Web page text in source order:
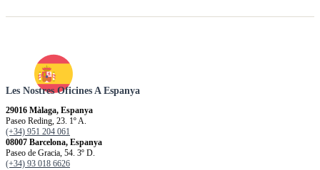
Les Nostres Oficines A Espanya
29016 Màlaga, Espanya
Paseo Reding, 23. 1º A.
(+34) 951 204 061
08007 Barcelona, Espanya
Paseo de Gracia, 54. 3º D.
(+34) 93 018 6626